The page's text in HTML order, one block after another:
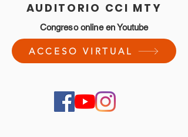
AUDITORIO CCI MTY
Congreso online en Youtube
ACCESO VIRTUAL